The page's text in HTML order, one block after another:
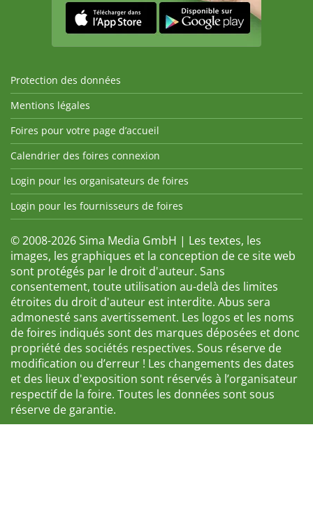
Protection des données
Mentions légales
Foires pour votre page d’accueil
Calendrier des foires connexion
Login pour les organisateurs de foires
Login pour les fournisseurs de foires
© 2008-2026 Sima Media GmbH | Les textes, les
images, les graphiques et la conception de ce site web
sont protégés par le droit d'auteur. Sans
consentement, toute utilisation au-delà des limites
étroites du droit d'auteur est interdite. Abus sera
admonesté sans avertissement. Les logos et les noms
de foires indiqués sont des marques déposées et donc
propriété des sociétés respectives. Sous réserve de
modification ou d’erreur ! Les changements des dates
et des lieux d'exposition sont réservés à l’organisateur
respectif de la foire. Toutes les données sont sous
réserve de garantie.